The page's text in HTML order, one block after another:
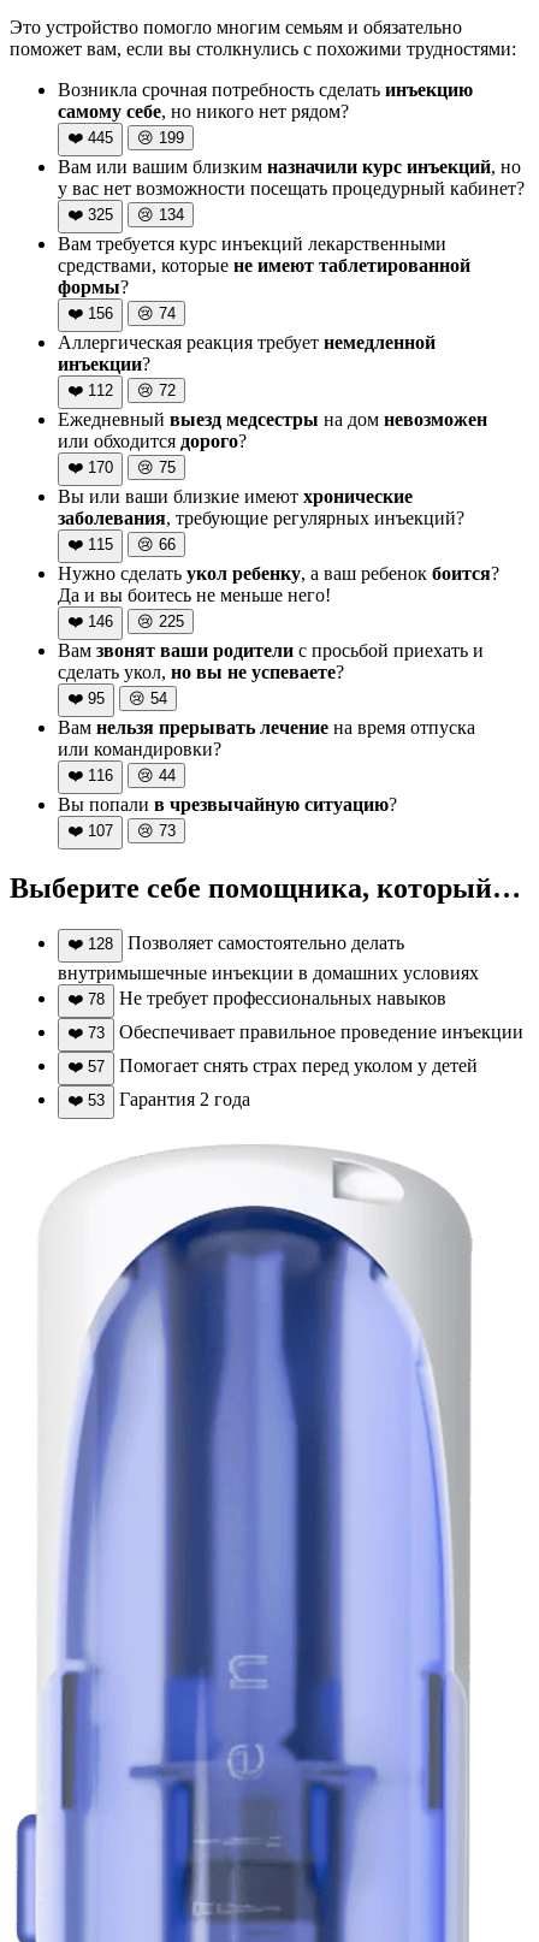
Это устройство помогло многим семьям и обязательно
поможет вам, если вы столкнулись с похожими трудностями:
Возникла срочная потребность сделать инъекцию
самому себе, но никого нет рядом?
❤️ 445 😢 199
Вам или вашим близким назначили курс инъекций, но
у вас нет возможности посещать процедурный кабинет?
❤️ 325 😢 134
Вам требуется курс инъекций лекарственными
средствами, которые не имеют таблетированной
формы?
❤️ 156 😢 74
Аллергическая реакция требует немедленной
инъекции?
❤️ 112 😢 72
Ежедневный выезд медсестры на дом невозможен
или обходится дорого?
❤️ 170 😢 75
Вы или ваши близкие имеют хронические
заболевания, требующие регулярных инъекций?
❤️ 115 😢 66
Нужно сделать укол ребенку, а ваш ребенок боится?
Да и вы боитесь не меньше него!
❤️ 146 😢 225
Вам звонят ваши родители с просьбой приехать и
сделать укол, но вы не успеваете?
❤️ 95 😢 54
Вам нельзя прерывать лечение на время отпуска
или командировки?
❤️ 116 😢 44
Вы попали в чрезвычайную ситуацию?
❤️ 107 😢 73
Выберите себе помощника, который…
❤️ 128
Позволяет самостоятельно делать
внутримышечные инъекции в домашних условиях
❤️ 78 Не требует профессиональных навыков
❤️ 73 Обеспечивает правильное проведение инъекции
❤️ 57 Помогает снять страх перед уколом у детей
❤️ 53 Гарантия 2 года